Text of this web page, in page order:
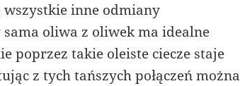
inne odmiany
sama oliwa z oliwek ma idealne
poprzez takie oleiste ciecze staje
z tych tańszych połączeń można